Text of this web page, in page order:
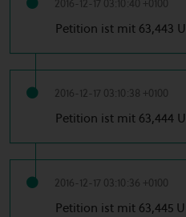
2016-12-17 03:10:40 +0100
Petition ist mit 63,443
2016-12-17 03:10:38 +0100
Petition ist mit 63,444
2016-12-17 03:10:36 +0100
Petition ist mit 63,445